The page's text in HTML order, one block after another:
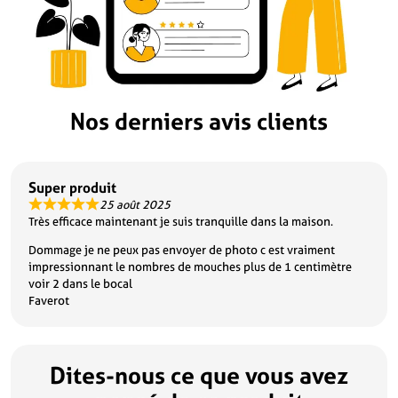
Nos derniers avis clients
Super produit
25 août 2025
Très efficace maintenant je suis tranquille dans la maison.
Dommage je ne peux pas envoyer de photo c est vraiment
impressionnant le nombres de mouches plus de 1 centimètre
voir 2 dans le bocal
Faverot
Dites-nous ce que vous avez